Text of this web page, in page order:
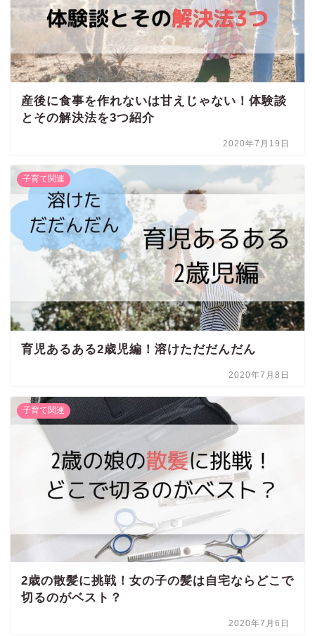
産後に食事を作れないは甘えじゃない！体験談
とその解決法を3つ紹介
2020年7月19日
子育て関連
育児あるある2歳児編！溶けただだんだん
2020年7月8日
子育て関連
2歳の散髪に挑戦！女の子の髪は自宅ならどこで
切るのがベスト？
2020年7月6日